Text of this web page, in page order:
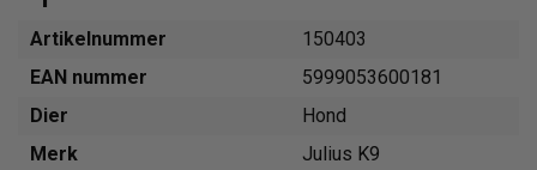
Artikelnummer
150403
EAN nummer
5999053600181
Dier
Hond
Merk
Julius K9